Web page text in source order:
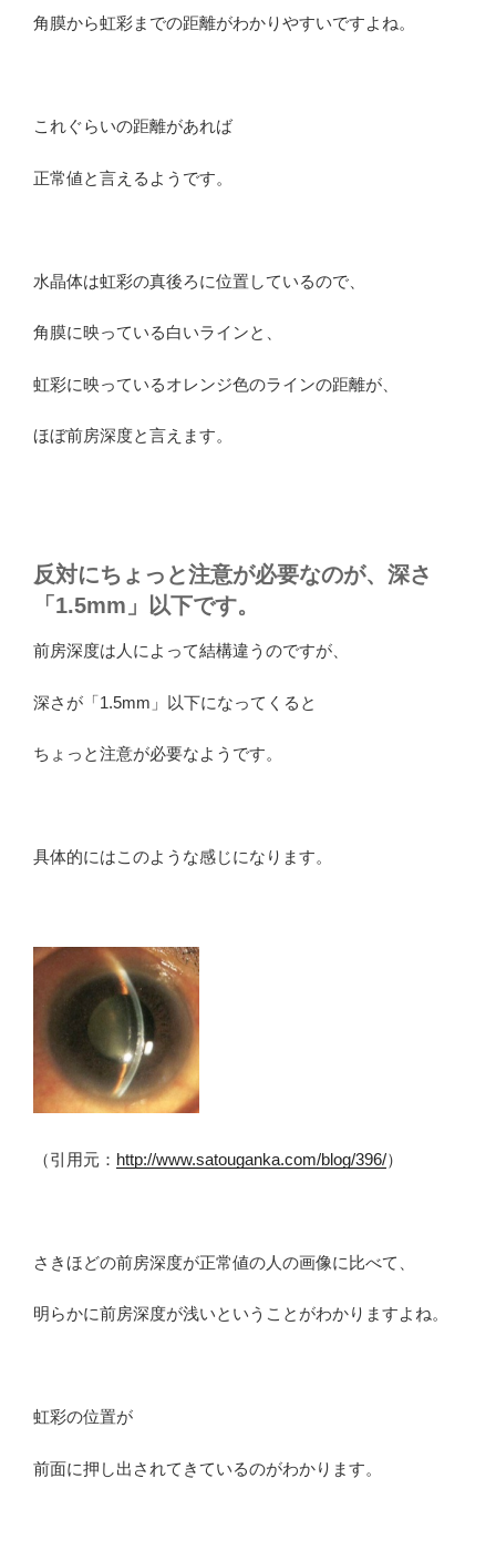
角膜から虹彩までの距離がわかりやすいですよね。
これぐらいの距離があれば
正常値と言えるようです。
水晶体は虹彩の真後ろに位置しているので、
角膜に映っている白いラインと、
虹彩に映っているオレンジ色のラインの距離が、
ほぼ前房深度と言えます。
反対にちょっと注意が必要なのが、深さ
「1.5mm」以下です。
前房深度は人によって結構違うのですが、
深さが「1.5mm」以下になってくると
ちょっと注意が必要なようです。
具体的にはこのような感じになります。
（引用元： http://www.satouganka.com/blog/396/）
さきほどの前房深度が正常値の人の画像に比べて、
明らかに前房深度が浅いということがわかりますよね。
虹彩の位置が
前面に押し出されてきているのがわかります。